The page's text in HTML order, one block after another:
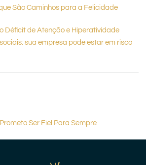
São Caminhos para a Felicidade
Déficit de Atenção e Hiperatividade
sua empresa pode estar em risco
Prometo Ser Fiel Para Sempre